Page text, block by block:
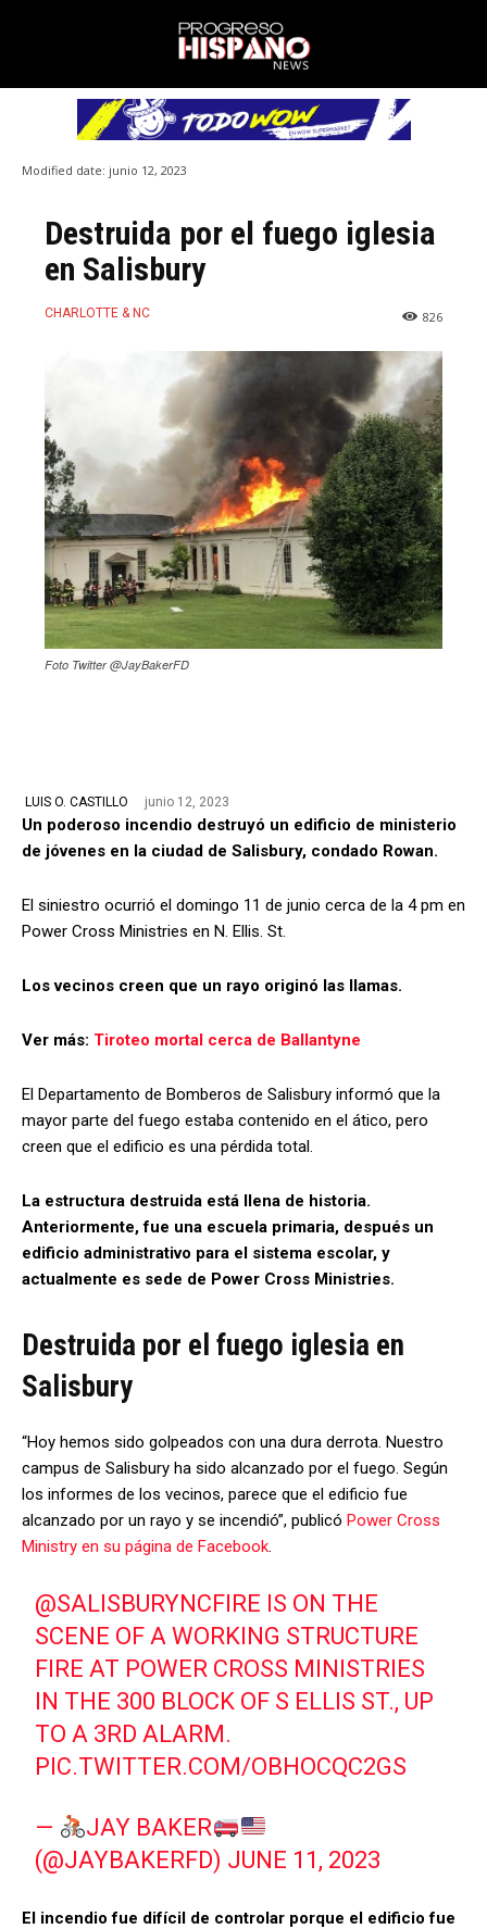
Modified date: junio 12, 2023
Destruida por el fuego iglesia
en Salisbury
CHARLOTTE & NC 826
Foto Twitter @JayBakerFD
LUIS O. CASTILLO junio 12, 2023
Un poderoso incendio destruyó un edificio de ministerio
de jóvenes en la ciudad de Salisbury, condado Rowan.
El siniestro ocurrió el domingo 11 de junio cerca de la 4 pm en
Power Cross Ministries en N. Ellis. St.
Los vecinos creen que un rayo originó las llamas.
Ver más: Tiroteo mortal cerca de Ballantyne
El Departamento de Bomberos de Salisbury informó que la
mayor parte del fuego estaba contenido en el ático, pero
creen que el edificio es una pérdida total.
La estructura destruida está llena de historia.
Anteriormente, fue una escuela primaria, después un
edificio administrativo para el sistema escolar, y
actualmente es sede de Power Cross Ministries.
Destruida por el fuego iglesia en
Salisbury
“Hoy hemos sido golpeados con una dura derrota. Nuestro
campus de Salisbury ha sido alcanzado por el fuego. Según
los informes de los vecinos, parece que el edificio fue
alcanzado por un rayo y se incendió”, publicó Power Cross
Ministry en su página de Facebook.
@SALISBURYNCFIRE IS ON THE
SCENE OF A WORKING STRUCTURE
FIRE AT POWER CROSS MINISTRIES
IN THE 300 BLOCK OF S ELLIS ST., UP
TO A 3RD ALARM.
PIC.TWITTER.COM/OBHOCQC2GS
—
JAY BAKER
(@JAYBAKERFD) JUNE 11, 2023
El incendio fue difícil de controlar porque el edificio fue